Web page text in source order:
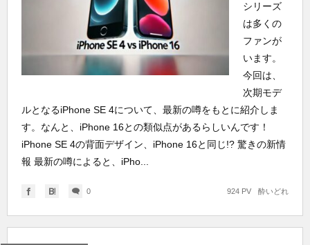
シリーズ
は多くの
ファンが
います。
今回は、
次期モデ
ルとなるiPhone SE 4について、最新の噂をもとに紹介しま
す。なんと、iPhone 16との類似点があるらしいんです！
iPhone SE 4の背面デザイン、iPhone 16と同じ!? 驚きの新情
報 最新の噂によると、iPho...
0 酔いどれ
924 PV